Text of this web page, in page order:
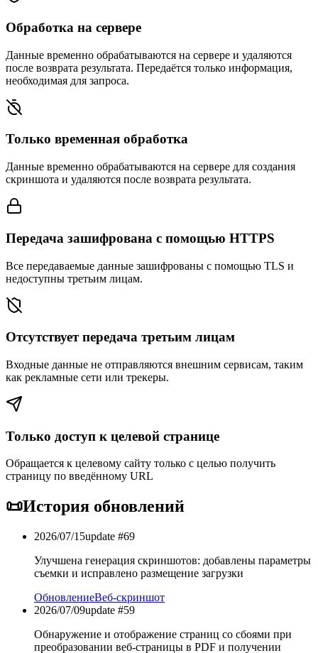
Обработка на сервере
Данные временно обрабатываются на сервере и удаляются
после возврата результата. Передаётся только информация,
необходимая для запроса.
Только временная обработка
Данные временно обрабатываются на сервере для создания
скриншота и удаляются после возврата результата.
Передача зашифрована с помощью HTTPS
Все передаваемые данные зашифрованы с помощью TLS и
недоступны третьим лицам.
Отсутствует передача третьим лицам
Входные данные не отправляются внешним сервисам, таким
как рекламные сети или трекеры.
Только доступ к целевой странице
Обращается к целевому сайту только с целью получить
страницу по введённому URL
📜История обновлений
2026/07/15update #69
Улучшена генерация скриншотов: добавлены параметры
съемки и исправлено размещение загрузки
ОбновлениеВеб-скриншот
2026/07/09update #59
Обнаружение и отображение страниц со сбоями при
преобразовании веб-страницы в PDF и получении